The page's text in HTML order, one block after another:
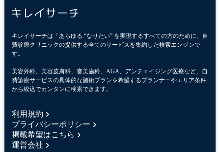
キレイサーチは「あらゆる “なりたい” を実現するすべての方のために、自
費診療クリニックの提供する全てのサービスを集約した検索エンジンで
す。
美容外科、美容皮膚科、審美歯科、AGA、アンチエイジング医療など、自
費診療サービスの具体的な施術プランを希望するプランナーやエリア条件
から絞込でカンタンに検索できます。
利用規約
プライバシーポリシー
掲載希望はこちら
運営会社